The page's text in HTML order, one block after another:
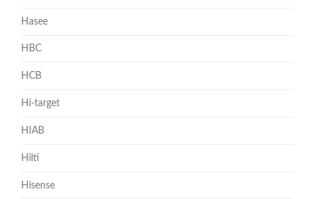
Hasee
HBC
HCB
Hi-target
HIAB
Hilti
Hisense